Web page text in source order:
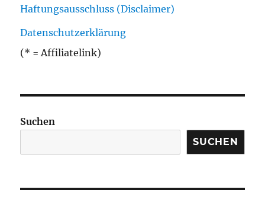
Haftungsausschluss (Disclaimer)
Datenschutzerklärung
(* = Affiliatelink)
Suchen
SUCHEN